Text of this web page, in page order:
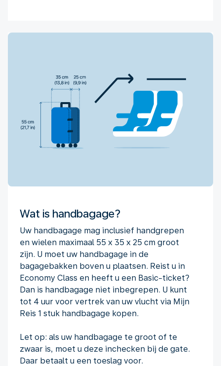
Wat is handbagage?
Uw handbagage mag inclusief handgrepen
en wielen maximaal 55 x 35 x 25 cm groot
zijn. U moet uw handbagage in de
bagagebakken boven u plaatsen. Reist u in
Economy Class en heeft u een Basic-ticket?
Dan is handbagage niet inbegrepen. U kunt
tot 4 uur voor vertrek van uw vlucht via Mijn
Reis 1 stuk handbagage kopen.
Let op: als uw handbagage te groot of te
zwaar is, moet u deze inchecken bij de gate.
Daar betaalt u een toeslag voor.